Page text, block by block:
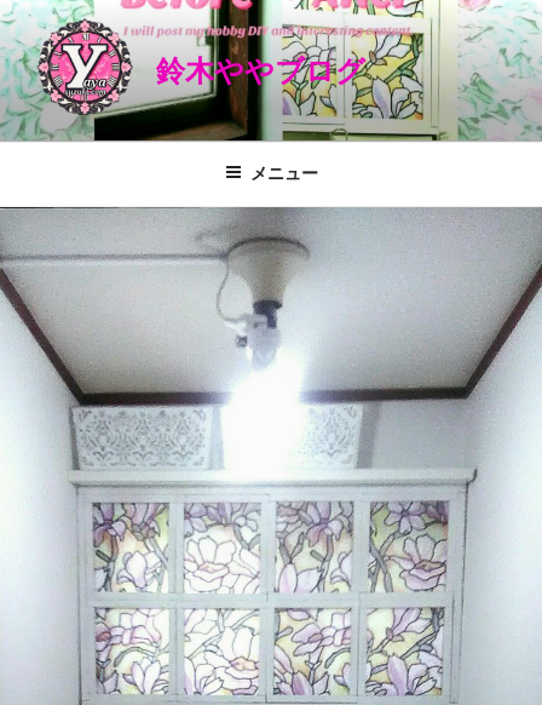
コ
ン
テ
ン
ツ
キ
ッ
プ
鈴木ややブログ
メニュー